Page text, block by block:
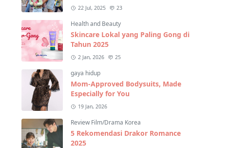
22 Jul, 2025 23
Health and Beauty
Skincare Lokal yang Paling Gong di
Tahun 2025
2 Jan, 2026 25
gaya hidup
Mom-Approved Bodysuits, Made
Especially for You
19 Jan, 2026
Review Film/Drama Korea
5 Rekomendasi Drakor Romance
2025